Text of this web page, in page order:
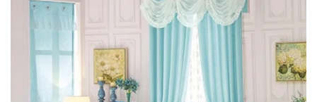
Wishlist